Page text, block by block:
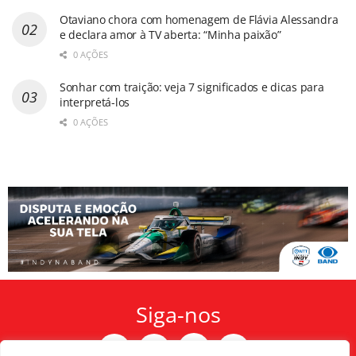
Otaviano chora com homenagem de Flávia Alessandra
e declara amor à TV aberta: “Minha paixão”
0 AÇÕES
Sonhar com traição: veja 7 significados e dicas para
interpretá-los
0 AÇÕES
Siga-nos